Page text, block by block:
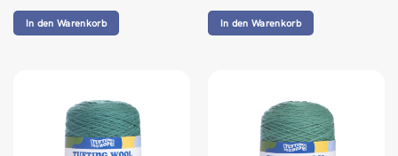
In den Warenkorb In den Warenkorb